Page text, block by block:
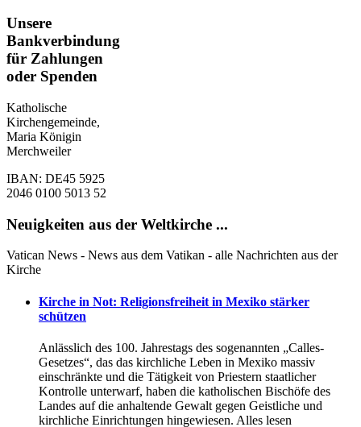
Unsere
Bankverbindung
für Zahlungen
oder Spenden
Katholische
Kirchengemeinde,
Maria Königin
Merchweiler
IBAN: DE45 5925
2046 0100 5013 52
Neuigkeiten aus der Weltkirche ...
Vatican News - News aus dem Vatikan - alle Nachrichten aus der
Kirche
Kirche in Not: Religionsfreiheit in Mexiko stärker
schützen
Anlässlich des 100. Jahrestags des sogenannten „Calles-
Gesetzes“, das das kirchliche Leben in Mexiko massiv
einschränkte und die Tätigkeit von Priestern staatlicher
Kontrolle unterwarf, haben die katholischen Bischöfe des
Landes auf die anhaltende Gewalt gegen Geistliche und
kirchliche Einrichtungen hingewiesen. Alles lesen